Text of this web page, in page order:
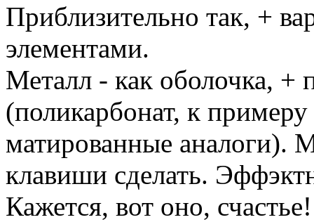
Приблизительно так, +
элементами.
Металл - как оболочка, +
(поликарбонат, к
матированные аналоги).
клавиши сделать.
Кажется, вот оно,